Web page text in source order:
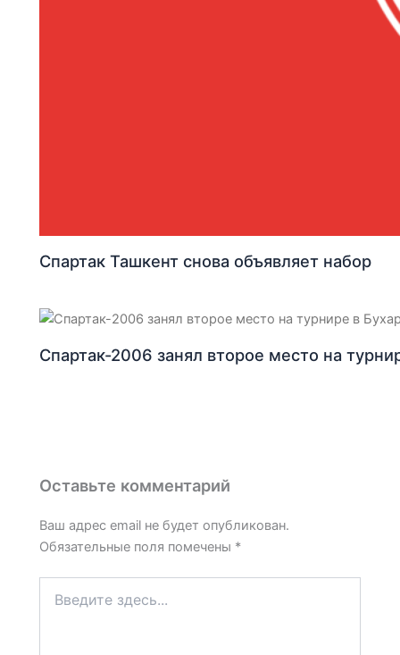
Спартак Ташкент снова объявляет набор
Спартак-2006 занял второе место на
Оставьте комментарий
Ваш адрес email не будет опубликован.
Обязательные поля помечены *
здесь...